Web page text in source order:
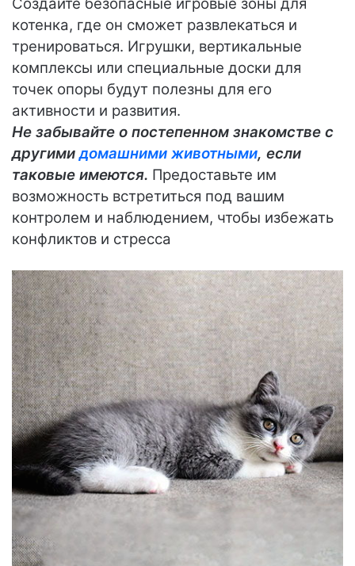
Создайте безопасные игровые зоны для
котенка, где он сможет развлекаться и
тренироваться. Игрушки, вертикальные
комплексы или специальные доски для
точек опоры будут полезны для его
активности и развития.
Не забывайте о постепенном знакомстве с
другимидомашними животными, если
таковые имеются. Предоставьте им
возможность встретиться под вашим
контролем и наблюдением, чтобы избежать
конфликтов и стресса